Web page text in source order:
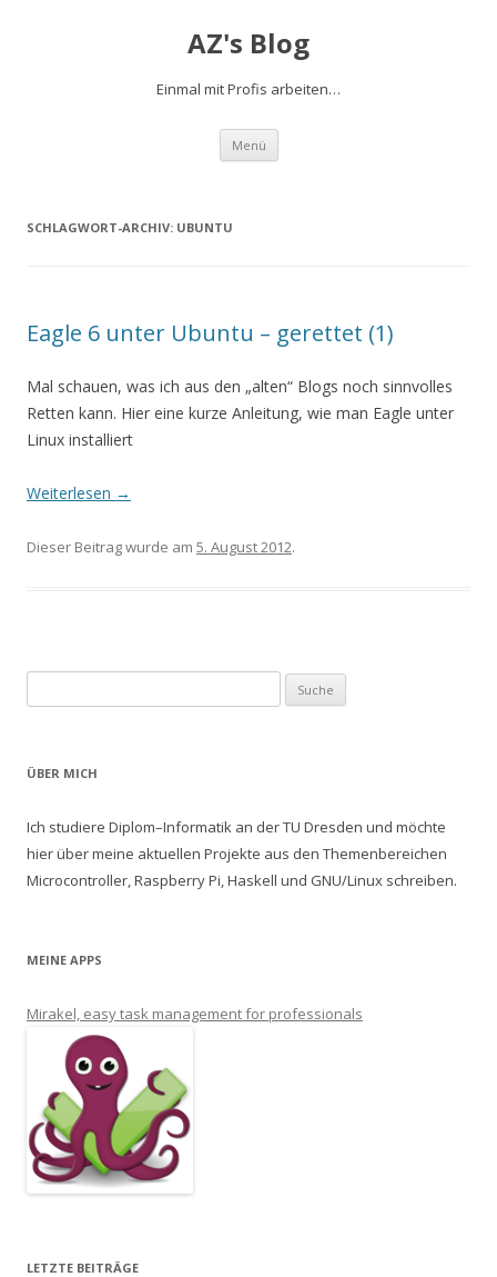
AZ's Blog
Einmal mit Profis arbeiten…
Menü Zum Inhalt springen
SCHLAGWORT-ARCHIV: UBUNTU
Eagle 6 unter Ubuntu – gerettet (1)
Mal schauen, was ich aus den „alten“ Blogs noch sinnvolles
Retten kann. Hier eine kurze Anleitung, wie man Eagle unter
Linux installiert
Weiterlesen →
Dieser Beitrag wurde am 5. August 2012.
ÜBER MICH
Ich studiere Diplom–Informatik an der TU Dresden und möchte
hier über meine aktuellen Projekte aus den Themenbereichen
Microcontroller, Raspberry Pi, Haskell und GNU/Linux schreiben.
MEINE APPS
Mirakel, easy task management for professionals
LETZTE BEITRÄGE